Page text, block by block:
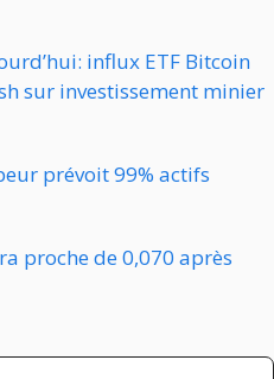
influx ETF Bitcoin
sur investissement minier
prévoit 99% actifs
proche de 0,070 après